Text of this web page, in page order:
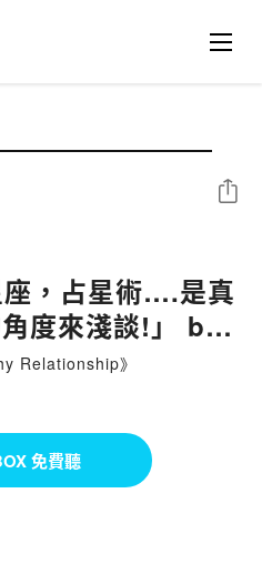
，占星術….是真
度來淺談!」 by
Relationship》
分享
免費聽